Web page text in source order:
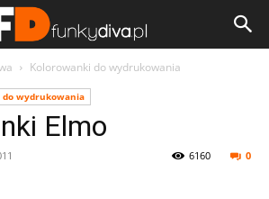
Kolorowanki do wydrukowania
wydrukowania
Elmo
0
6160